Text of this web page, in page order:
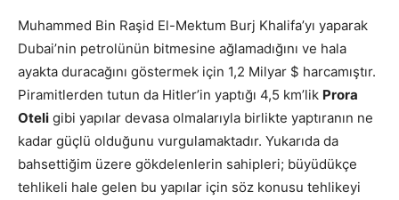
Muhammed Bin Raşid El-Mektum Burj Khalifa’yı yaparak
Dubai’nin petrolünün bitmesine ağlamadığını ve hala
ayakta duracağını göstermek için 1,2 Milyar $ harcamıştır.
Piramitlerden tutun da Hitler’in yaptığı 4,5 km’lik Prora
Oteli gibi yapılar devasa olmalarıyla birlikte yaptıranın ne
kadar güçlü olduğunu vurgulamaktadır. Yukarıda da
bahsettiğim üzere gökdelenlerin sahipleri; büyüdükçe
tehlikeli hale gelen bu yapılar için söz konusu tehlikeyi